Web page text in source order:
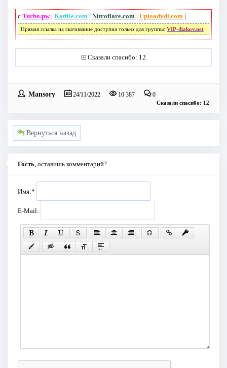
с Turbo.pw| Katfile.com| Nitroflare.com| Uploadydl.com|
Прямая ссылка на скачивание доступна только для группы: VIP-diakov.net
Сказали спасибо: 12
Mansory 24/11/2022 10 387 0
Сказали спасибо: 12
Вернуться назад
Гость, оставишь комментарий?
Имя:*
E-Mail: